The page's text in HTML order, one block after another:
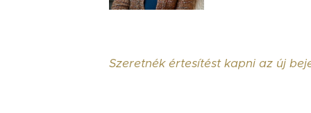
Szeretnék értesítést kapni az új